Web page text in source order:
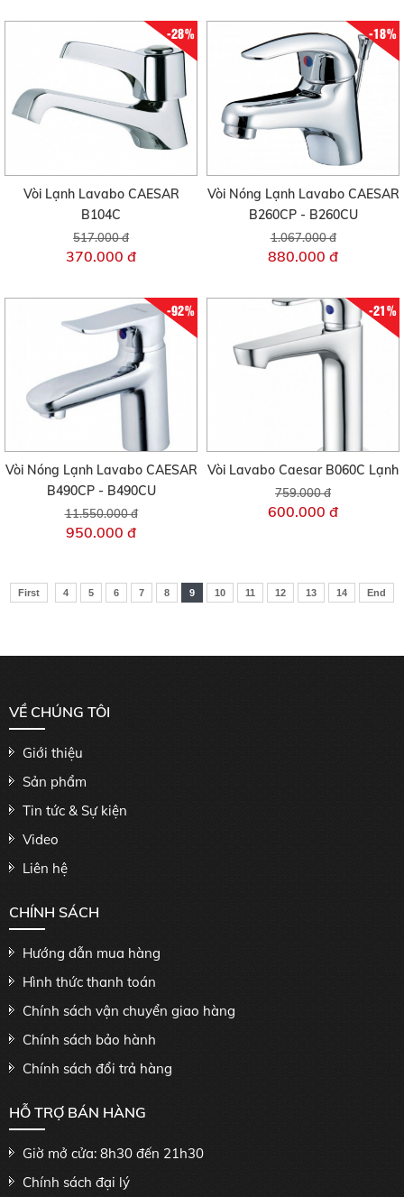
-28%
Vòi Lạnh Lavabo CAESAR
B104C
517.000 đ
370.000 đ
-18%
Vòi Nóng Lạnh Lavabo CAESAR
B260CP - B260CU
1.067.000 đ
880.000 đ
-92%
Vòi Nóng Lạnh Lavabo CAESAR
B490CP - B490CU
11.550.000 đ
950.000 đ
-21%
Vòi Lavabo Caesar B060C Lạnh
759.000 đ
600.000 đ
First 4 5 6 7 8 9 10 11 12 13 14 End
VỀ CHÚNG TÔI
Giới thiệu
Sản phẩm
Tin tức & Sự kiện
Video
Liên hệ
CHÍNH SÁCH
Hướng dẫn mua hàng
Hình thức thanh toán
Chính sách vận chuyển giao hàng
Chính sách bảo hành
Chính sách đổi trả hàng
HỖ TRỢ BÁN HÀNG
Giờ mở cửa: 8h30 đến 21h30
Chính sách đại lý